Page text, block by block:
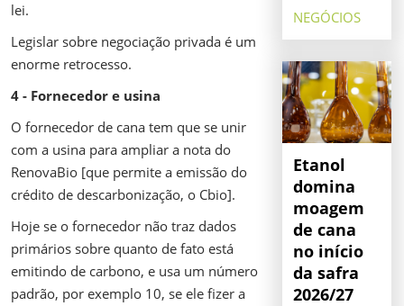
lei.
Legislar sobre negociação privada é um
enorme retrocesso.
4 - Fornecedor e usina
O fornecedor de cana tem que se unir
com a usina para ampliar a nota do
RenovaBio [que permite a emissão do
crédito de descarbonização, o Cbio].
Hoje se o fornecedor não traz dados
primários sobre quanto de fato está
emitindo de carbono, e usa um número
padrão, por exemplo 10, se ele fizer a
NEGÓCIOS
Etanol
domina
moagem
de cana
no início
da safra
2026/27